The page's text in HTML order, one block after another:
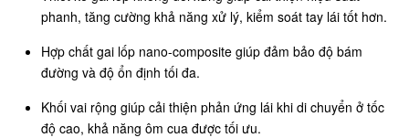
phanh, tăng cường khả năng xử lý, kiểm soát tay lái tốt hơn.
Hợp chất gai lốp nano-composite giúp đảm bảo độ bám
đường và độ ổn định tối đa.
Khối vai rộng giúp cải thiện phản ứng lái khi di chuyển ở tốc
độ cao, khả năng ôm cua được tối ưu.